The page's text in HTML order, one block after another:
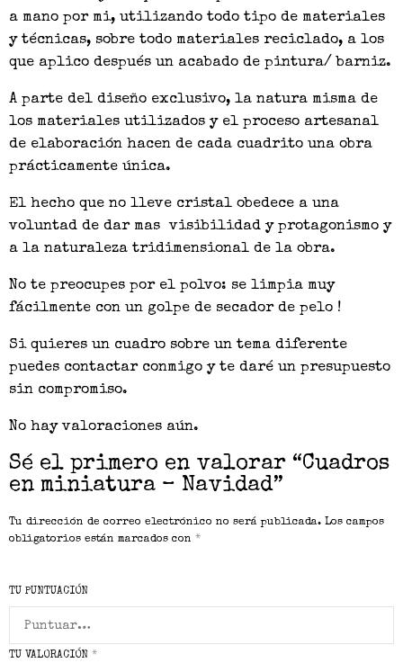
a mano por mi, utilizando todo tipo de materiales
y técnicas, sobre todo materiales reciclado, a los
que aplico después un acabado de pintura/ barniz.
A parte del diseño exclusivo, la natura misma de
los materiales utilizados y el proceso artesanal
de elaboración hacen de cada cuadrito una obra
prácticamente única.
El hecho que no lleve cristal obedece a una
voluntad de dar mas visibilidad y protagonismo y
a la naturaleza tridimensional de la obra.
No te preocupes por el polvo: se limpia muy
fácilmente con un golpe de secador de pelo !
Si quieres un cuadro sobre un tema diferente
puedes contactar conmigo y te daré un presupuesto
sin compromiso.
No hay valoraciones aún.
Sé el primero en valorar “Cuadros
en miniatura – Navidad”
Tu dirección de correo electrónico no será publicada. Los campos
obligatorios están marcados con *
TU PUNTUACIÓN
TU VALORACIÓN *